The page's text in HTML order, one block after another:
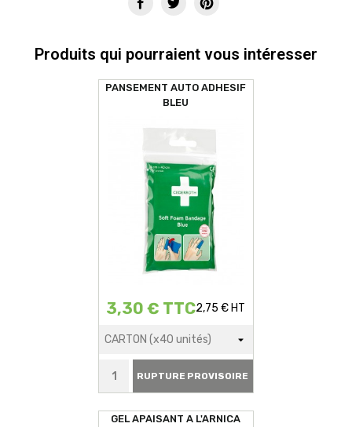
Produits qui pourraient vous intéresser
PANSEMENT AUTO ADHESIF
BLEU
3,30 € TTC2,75 € HT
RUPTURE PROVISOIRE
GEL APAISANT A L'ARNICA